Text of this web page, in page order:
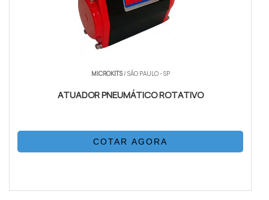
MICROKITS/ SÃO PAULO - SP
ATUADOR PNEUMÁTICO ROTATIVO
COTAR AGORA